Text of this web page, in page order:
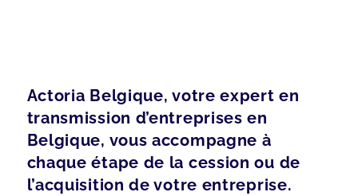
Actoria Belgique, votre expert en
transmission d’entreprises en
Belgique, vous accompagne à
chaque étape de la cession ou de
l’acquisition de votre entreprise.